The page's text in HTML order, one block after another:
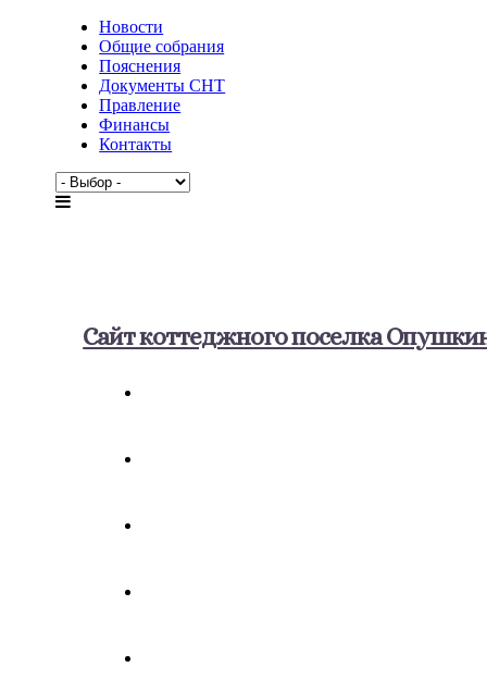
Новости
Общие собрания
Пояснения
Документы СНТ
Правление
Финансы
Контакты
Сайт коттеджного поселка